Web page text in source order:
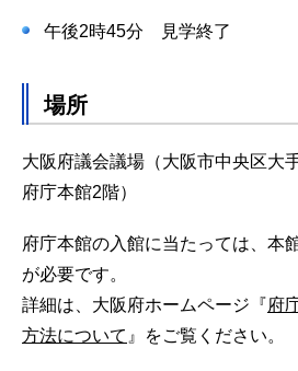
午後2時45分 見学終了
場所
大阪府議会議場（大阪市中央区
府庁本館2階）
府庁本館の入館に当たっては、本
が必要です。
詳細は、大阪府ホームページ『府
方法について 』をご覧ください。